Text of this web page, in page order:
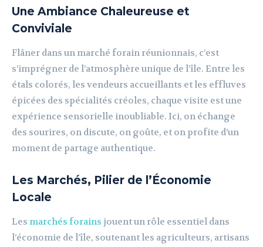
Une Ambiance Chaleureuse et
Conviviale
Flâner dans un marché forain réunionnais, c’est
s’imprégner de l’atmosphère unique de l’île. Entre les
étals colorés, les vendeurs accueillants et les effluves
épicées des spécialités créoles, chaque visite est une
expérience sensorielle inoubliable. Ici, on échange
des sourires, on discute, on goûte, et on profite d’un
moment de partage authentique.
Les Marchés, Pilier de l’Économie
Locale
Les marchés forains jouent un rôle essentiel dans
l’économie de l’île, soutenant les agriculteurs, artisans